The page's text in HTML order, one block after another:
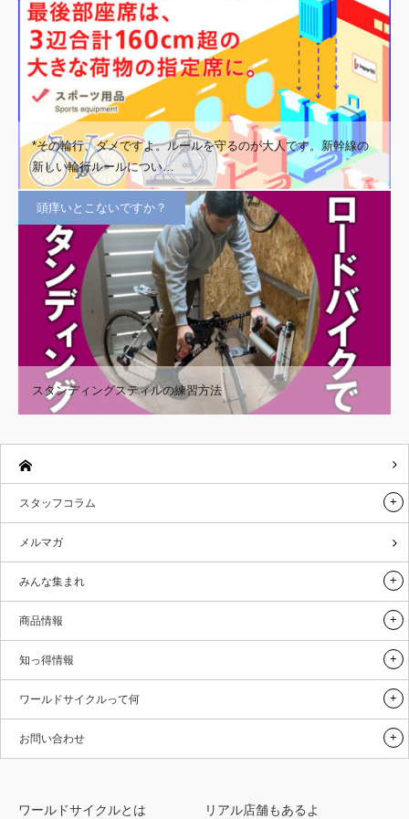
*その輪行、ダメですよ。ルールを守るのが大人です。新幹線の
新しい輪行ルールについ…
頭痒いとこないですか？
スタンディングスティルの練習方法
スタッフコラム
メルマガ
みんな集まれ
商品情報
知っ得情報
ワールドサイクルって何
お問い合わせ
ワールドサイクルとは リアル店舗もあるよ